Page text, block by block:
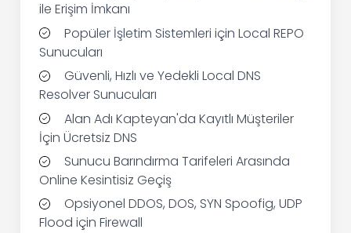
ile Erişim İmkanı
Popüler İşletim Sistemleri için Local REPO
Sunucuları
Güvenli, Hızlı ve Yedekli Local DNS
Resolver Sunucuları
Alan Adı Kapteyan'da Kayıtlı Müşteriler
İçin Ücretsiz DNS
Sunucu Barındırma Tarifeleri Arasında
Online Kesintisiz Geçiş
Opsiyonel DDOS, DOS, SYN Spoofig, UDP
Flood için Firewall